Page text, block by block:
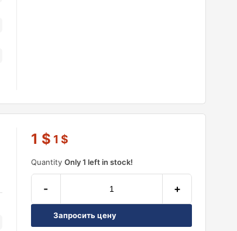
1 $ 1 $
QuantityOnly 1 left in stock!
- +
Запросить цену